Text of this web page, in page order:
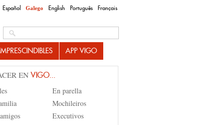
Español Galego English Português Français
IMPRESCINDIBLES APP VIGO
EN VIGO...
En parella
Mochileiros
Executivos